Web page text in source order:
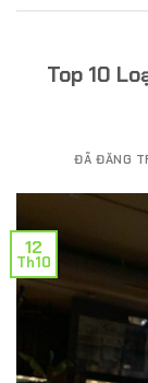
Top 10
ĐÃ ĐĂNG
12
Th10